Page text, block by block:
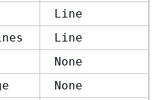
Line
Line
None
None